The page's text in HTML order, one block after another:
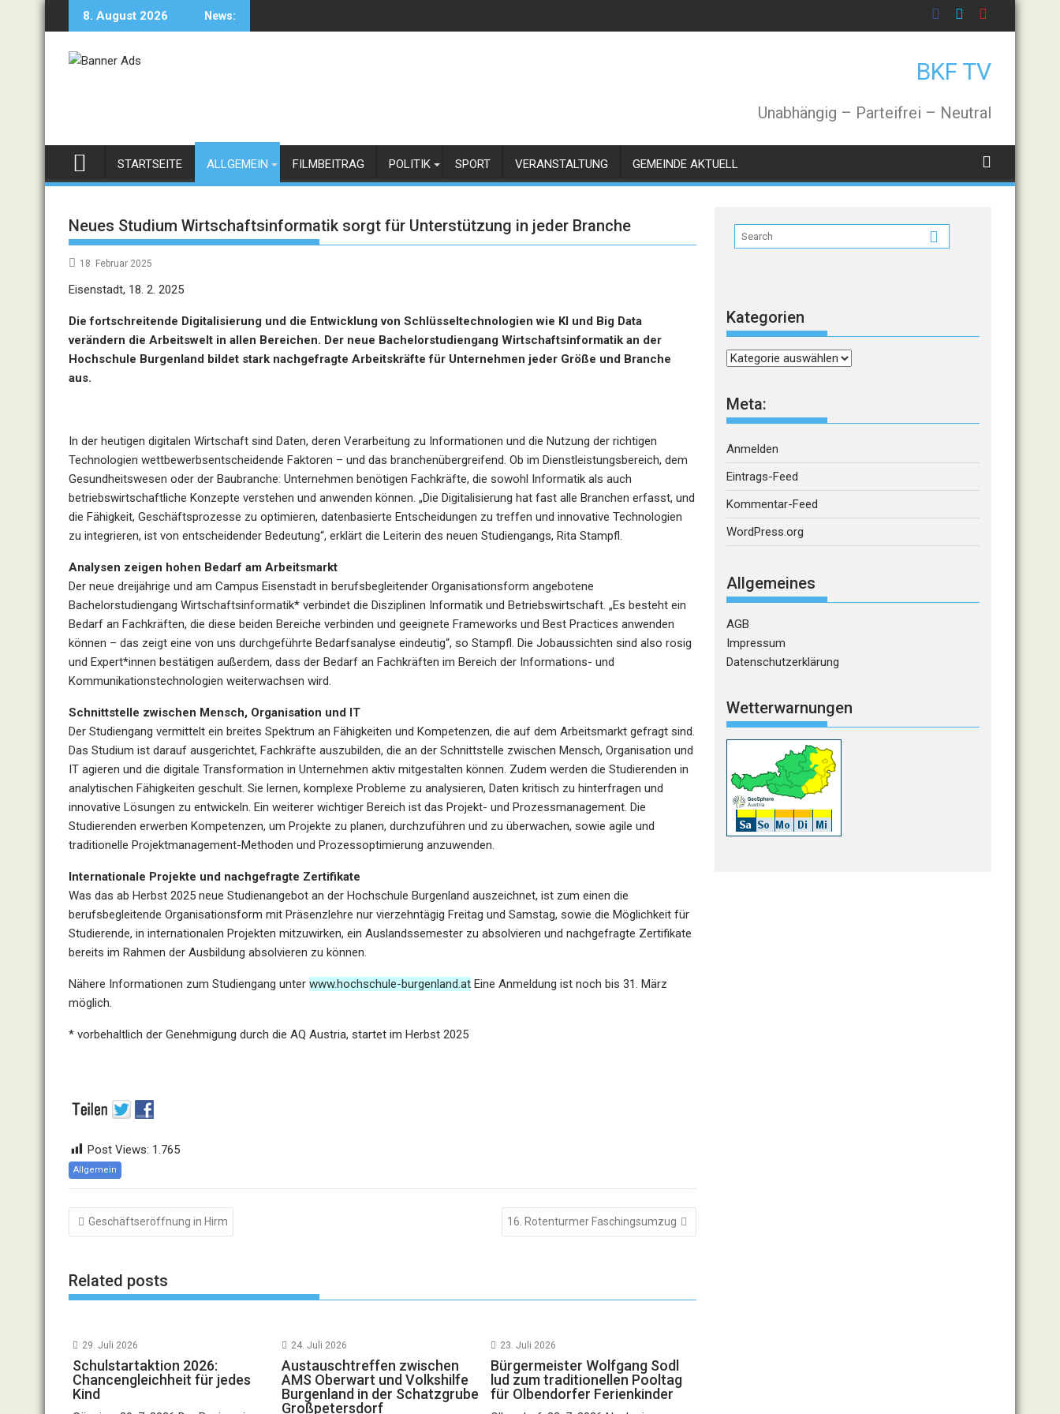
8. August 2026 News:
BKF TV
Unabhängig – Parteifrei – Neutral
STARTSEITE ALLGEMEIN FILMBEITRAG POLITIK SPORT VERANSTALTUNG GEMEINDE AKTUELL
Neues Studium Wirtschaftsinformatik sorgt für Unterstützung in jeder Branche
18. Februar 2025
Eisenstadt, 18. 2. 2025
Die fortschreitende Digitalisierung und die Entwicklung von Schlüsseltechnologien wie KI und Big Data
verändern die Arbeitswelt in allen Bereichen. Der neue Bachelorstudiengang Wirtschaftsinformatik an der
Hochschule Burgenland bildet stark nachgefragte Arbeitskräfte für Unternehmen jeder Größe und Branche
aus.
In der heutigen digitalen Wirtschaft sind Daten, deren Verarbeitung zu Informationen und die Nutzung der richtigen
Technologien wettbewerbsentscheidende Faktoren – und das branchenübergreifend. Ob im Dienstleistungsbereich, dem
Gesundheitswesen oder der Baubranche: Unternehmen benötigen Fachkräfte, die sowohl Informatik als auch
betriebswirtschaftliche Konzepte verstehen und anwenden können. „Die Digitalisierung hat fast alle Branchen erfasst, und
die Fähigkeit, Geschäftsprozesse zu optimieren, datenbasierte Entscheidungen zu treffen und innovative Technologien
zu integrieren, ist von entscheidender Bedeutung“, erklärt die Leiterin des neuen Studiengangs, Rita Stampfl.
Analysen zeigen hohen Bedarf am Arbeitsmarkt
Der neue dreijährige und am Campus Eisenstadt in berufsbegleitender Organisationsform angebotene
Bachelorstudiengang Wirtschaftsinformatik* verbindet die Disziplinen Informatik und Betriebswirtschaft. „Es besteht ein
Bedarf an Fachkräften, die diese beiden Bereiche verbinden und geeignete Frameworks und Best Practices anwenden
können – das zeigt eine von uns durchgeführte Bedarfsanalyse eindeutig“, so Stampfl. Die Jobaussichten sind also rosig
und Expert*innen bestätigen außerdem, dass der Bedarf an Fachkräften im Bereich der Informations- und
Kommunikationstechnologien weiterwachsen wird.
Schnittstelle zwischen Mensch, Organisation und IT
Der Studiengang vermittelt ein breites Spektrum an Fähigkeiten und Kompetenzen, die auf dem Arbeitsmarkt gefragt sind.
Das Studium ist darauf ausgerichtet, Fachkräfte auszubilden, die an der Schnittstelle zwischen Mensch, Organisation und
IT agieren und die digitale Transformation in Unternehmen aktiv mitgestalten können. Zudem werden die Studierenden in
analytischen Fähigkeiten geschult. Sie lernen, komplexe Probleme zu analysieren, Daten kritisch zu hinterfragen und
innovative Lösungen zu entwickeln. Ein weiterer wichtiger Bereich ist das Projekt- und Prozessmanagement. Die
Studierenden erwerben Kompetenzen, um Projekte zu planen, durchzuführen und zu überwachen, sowie agile und
traditionelle Projektmanagement-Methoden und Prozessoptimierung anzuwenden.
Internationale Projekte und nachgefragte Zertifikate
Was das ab Herbst 2025 neue Studienangebot an der Hochschule Burgenland auszeichnet, ist zum einen die
berufsbegleitende Organisationsform mit Präsenzlehre nur vierzehntägig Freitag und Samstag, sowie die Möglichkeit für
Studierende, in internationalen Projekten mitzuwirken, ein Auslandssemester zu absolvieren und nachgefragte Zertifikate
bereits im Rahmen der Ausbildung absolvieren zu können.
Nähere Informationen zum Studiengang unter www.hochschule-burgenland.at Eine Anmeldung ist noch bis 31. März
möglich.
* vorbehaltlich der Genehmigung durch die AQ Austria, startet im Herbst 2025
Post Views: 1.765
Allgemein
Beitragsnavigation
Geschäftseröffnung in Hirm 16. Rotenturmer Faschingsumzug
Related posts
29. Juli 2026
Schulstartaktion 2026:
Chancengleichheit für jedes
Kind
24. Juli 2026
Austauschtreffen zwischen
AMS Oberwart und Volkshilfe
Burgenland in der Schatzgrube
Großpetersdorf
23. Juli 2026
Bürgermeister Wolfgang Sodl
lud zum traditionellen Pooltag
für Olbendorfer Ferienkinder
Kategorien
Kategorien
Meta:
Anmelden
Eintrags-Feed
Kommentar-Feed
WordPress.org
Allgemeines
AGB
Impressum
Datenschutzerklärung
Wetterwarnungen